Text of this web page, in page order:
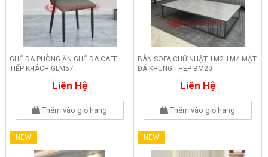
GHẾ DA PHÒNG ĂN GHẾ DA CAFE
TIẾP KHÁCH GLM57
Liên Hệ
Thêm vào giỏ hàng
BÀN SOFA CHỮ NHẬT 1M2 1M4 MẶT
ĐÁ KHUNG THÉP BM20
Liên Hệ
Thêm vào giỏ hàng
NEW NEW